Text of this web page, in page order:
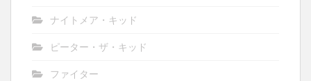
ナイトメア・キッド
ピーター・ザ・キッド
ファイター